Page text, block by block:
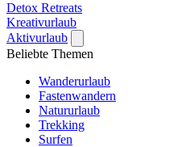
Detox Retreats
Kreativurlaub
Aktivurlaub
Beliebte Themen
Wanderurlaub
Fastenwandern
Natururlaub
Trekking
Surfen